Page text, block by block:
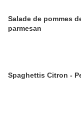
Salade de pommes
parmesan
Spaghettis Citron -